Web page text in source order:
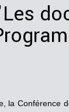
la Conférence